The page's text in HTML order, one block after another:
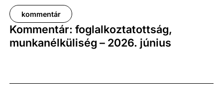
kommentár
Kommentár: foglalkoztatottság,
munkanélküliség – 2026. június